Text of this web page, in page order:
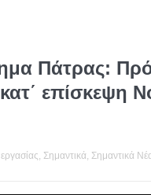
Πάτρας:
επίσκεψη
Σημαντικά Σημαντικά